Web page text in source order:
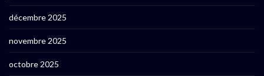
décembre 2025
novembre 2025
octobre 2025